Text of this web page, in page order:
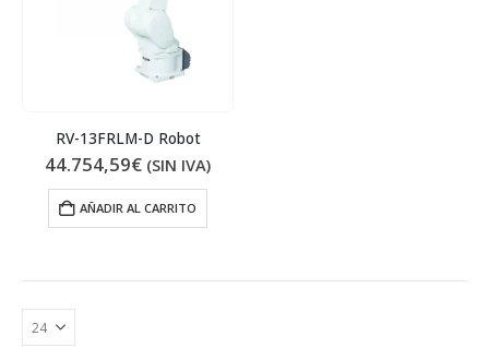
RV-13FRLM-D Robot
44.754,59€ (SIN IVA)
AÑADIR AL CARRITO